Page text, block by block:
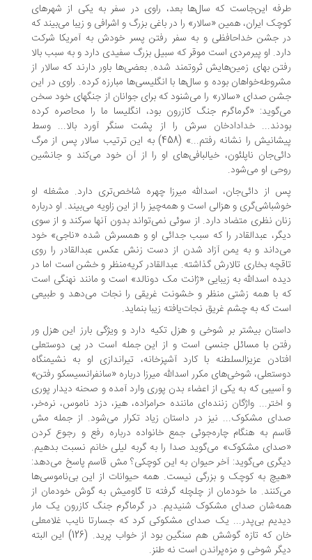
این‌جاست که‌ سال‌ها‌ بعد، راوی در سفر به یکی‌ از شهرهای
ایران‌، همین‌ «سالار» را در باغی بزرگ‌ و اشرافی‌ و زیبا می‌بیند که
جشن خداحافظی و به سفر رفتن پسر خودش به آمریکا‌ شرکت‌
او پیرمردی است موقر‌ که‌ سبیل‌ بزرگ سفیدی دارد‌ و به‌ سبب بالا
بهای‌ زمین‌هایش‌ ثروتمند شده. بعضی‌ها باور دارند که سالار از
بوده و سال‌ها با انگلیسی‌ها مبارزه‌ کرده‌. راوی در این
صدای «سالار‌» را‌ می‌شنود که‌ برای‌ جوانان‌ از جنگهای خود سخن‌
«گرماگرم جنگ کازرون بود، انگلیسا ما را محاصره کرده
خدادادخان سرش را از‌ پشت‌ سنگر آورد بالا... وسط
پیشانیش را‌ نشانه‌ رفتم‌...» (458‌) به‌ این ترتیب سالار‌ پس‌ از مرگ
ناپلئون، خیالبافی‌های او را از آن خود می‌کند و جانشین
او می‌شود.
از‌ دائی‌جان‌، اسدالله میرزا چهره شاخص‌تری دارد. مشغله‌ او‌
و هزالی‌ است‌ و همه‌چیز‌ را از این زاویه می‌بیند. او درباره
نظری متضاد دارد. از سوئی نمی‌تواند بدون آنها سرکند و از سوی
عبدالقادر را که سبب جدائی او‌ و همسرش شده «ناجی» خود
و به یمن آزاد شدن از دست زنش عکس عبدالقادر را روی
بخاری تالارش گذاشته. عبدالقادر کریه‌منظر و خشن است اما در
اسدالله به زیبایی «ژانت مک دونالد» است و مانند نهنگی است
با همه زشتی منظر و خشونت غریقی را نجات می‌دهد و طبیعی
که به چشم غریق نجات‌یافته زیبا بنماید.
بیشتر‌ بر شوخی و هزل تکیه دارد و ویژگی بارز این هزل ور
با مسائل جنسی است و از این جمله است در پی دوستعلی
عزیز‌السلطنه با کارد آشپزخانه، تیراندازی‌ او‌ به نشیمنگاه
شوخی‌های مکرر اسدالله میرزا درباره «سانفرانسیسکو رفتن»
که به یکی از اعضاء بدن پوری وارد آمده و صحنه دیدار پوری‌
واژگان زننده‌ای ماننده حرامزاده‌، هیز‌، دزد ناموس، نره‌خر،
مشکوک... نیز در داستان زیاد تکرار می‌شود. از جمله مش
به هنگام چاره‌جوئی جمع خانواده درباره رفع و رجوع کردن
مشکوک» می‌گوید صدا را به گربه‌ لیلی‌ خانم نسبت بدهیم.
می‌گوید: آخر حیوان به این کوچکی؟ مش قاسم پاسخ می‌دهد:
به کوچک و بزرگی نیست. همه حیوانات از این بی‌ناموسی‌ها
ما خودمان از چلچله گرفته تا گاومیش به‌ گوش‌ خودمان از‌
صدای مشکوک شنیدیم. در گرماگرم جنگ کازرون یک مار
بی‌پدر... یک صدای مشکوکی کرد که‌ جسارتا نایب غلامعلی
خان که تازه گوشش هم سنگین بود از‌ خواب‌ پرید‌. (126) این البته
شوخی و مزه‌پراندن است نه طنز.